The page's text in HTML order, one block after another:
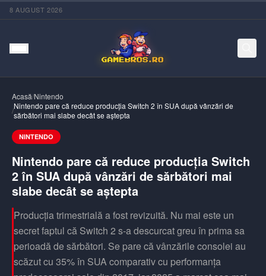
8 AUGUST 2026
Acasă/Nintendo
/Nintendo pare că reduce producția Switch 2 în SUA după vânzări de
sărbători mai slabe decât se aștepta
NINTENDO
Nintendo pare că reduce producția Switch
2 în SUA după vânzări de sărbători mai
slabe decât se aștepta
Producția trimestrială a fost revizuită. Nu mai este un
secret faptul că Switch 2 s-a descurcat greu în prima sa
perioadă de sărbători. Se pare că vânzările consolei au
scăzut cu 35% în SUA comparativ cu performanța